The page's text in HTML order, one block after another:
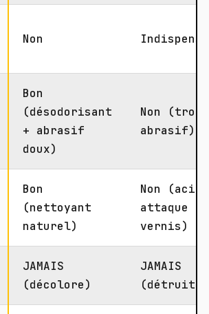
Non
Bon
(désodorisant
+ abrasif
doux)
Non (trop
abrasif)
Bon
(nettoyant
naturel)
Non
attaque le
vernis)
JAMAIS
(décolore)
JAMAIS
(détruit)